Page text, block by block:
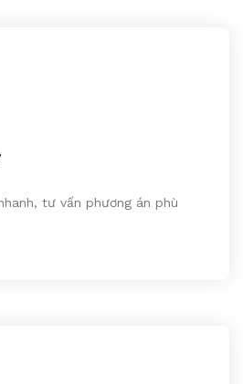
tư vấn phương án phù